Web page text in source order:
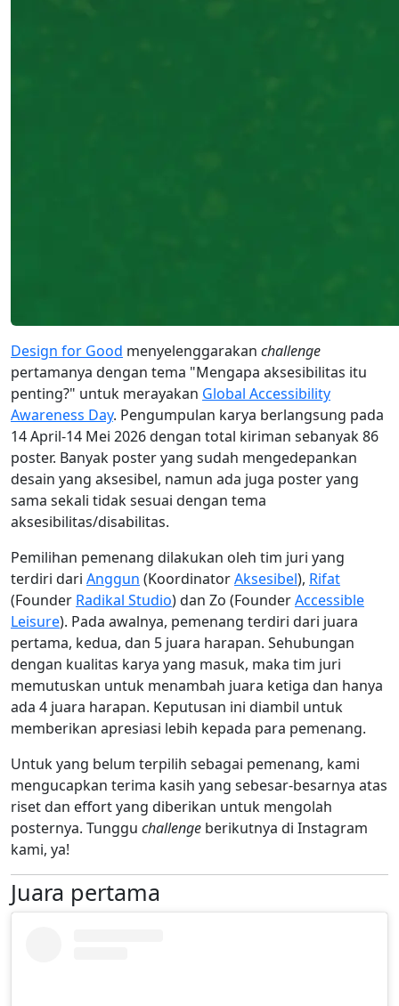
Design for Good menyelenggarakan challenge
pertamanya dengan tema "Mengapa aksesibilitas itu
penting?" untuk merayakan Global Accessibility
Awareness Day. Pengumpulan karya berlangsung pada
14 April-14 Mei 2026 dengan total kiriman sebanyak 86
poster. Banyak poster yang sudah mengedepankan
desain yang aksesibel, namun ada juga poster yang
sama sekali tidak sesuai dengan tema
aksesibilitas/disabilitas.
Pemilihan pemenang dilakukan oleh tim juri yang
terdiri dari Anggun (KoordinatorAksesibel), Rifat
(Founder Radikal Studio) dan Zo (FounderAccessible
Leisure). Pada awalnya, pemenang terdiri dari juara
pertama, kedua, dan 5 juara harapan. Sehubungan
dengan kualitas karya yang masuk, maka tim juri
memutuskan untuk menambah juara ketiga dan hanya
ada 4 juara harapan. Keputusan ini diambil untuk
memberikan apresiasi lebih kepada para pemenang.
Untuk yang belum terpilih sebagai pemenang, kami
mengucapkan terima kasih yang sebesar-besarnya atas
riset dan effort yang diberikan untuk mengolah
posternya. Tunggu challenge berikutnya di Instagram
kami, ya!
Juara pertama